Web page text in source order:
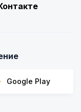
Google Play